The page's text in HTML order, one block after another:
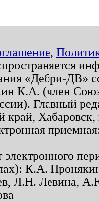
,
«Дебри-ДВ»
К.А. (член
Главный
край,
К.А.
Л.Н. Левина,